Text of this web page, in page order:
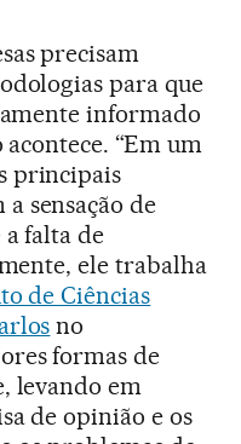
precisam
para que
informado
“Em um
principais
sensação de
a falta de
ele trabalha
de Ciências
no
formas de
levando em
de opinião e os